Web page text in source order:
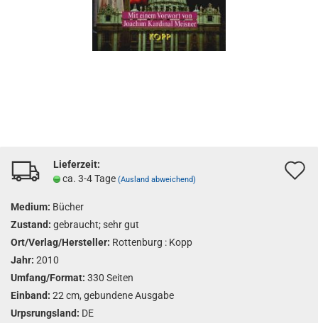
Lieferzeit:
ca. 3-4 Tage (Ausland abweichend)
Medium: Bücher
Zustand: gebraucht; sehr gut
Ort/Verlag/Hersteller: Rottenburg : Kopp
Jahr: 2010
Umfang/Format: 330 Seiten
Einband: 22 cm, gebundene Ausgabe
Urpsrungsland: DE